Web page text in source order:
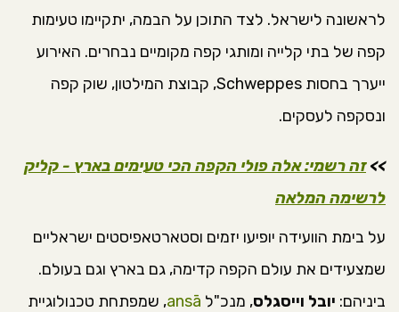
לראשונה לישראל. לצד התוכן על הבמה, יתקיימו טעימות
קפה של בתי קלייה ומותגי קפה מקומיים נבחרים. האירוע
ייערך בחסות Schweppes, קבוצת המילטון, שוק קפה
ונסקפה לעסקים.
>>זה רשמי: אלה פולי הקפה הכי טעימים בארץ - קליק
לרשימה המלאה
על בימת הוועידה יופיעו יזמים וסטארטאפיסטים ישראליים
שמצעידים את עולם הקפה קדימה, גם בארץ וגם בעולם.
ביניהם: יובל וייסגלס, מנכ"ל ansā, שמפתחת טכנולוגיית